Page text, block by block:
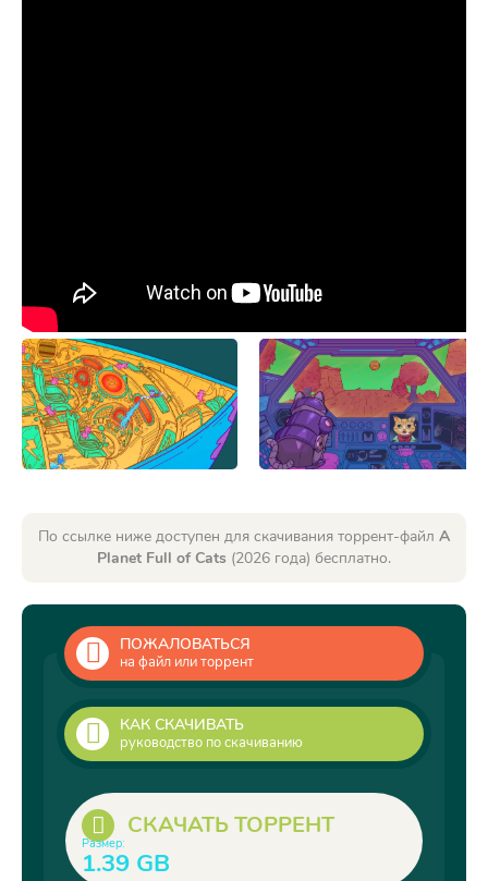
По ссылке ниже доступен для скачивания торрент-файл A
Planet Full of Cats (2026 года) бесплатно.
ПОЖАЛОВАТЬСЯ
на файл или торрент
КАК СКАЧИВАТЬ
руководство по скачиванию
СКАЧАТЬ ТОРРЕНТ
Размер:
1.39 GB